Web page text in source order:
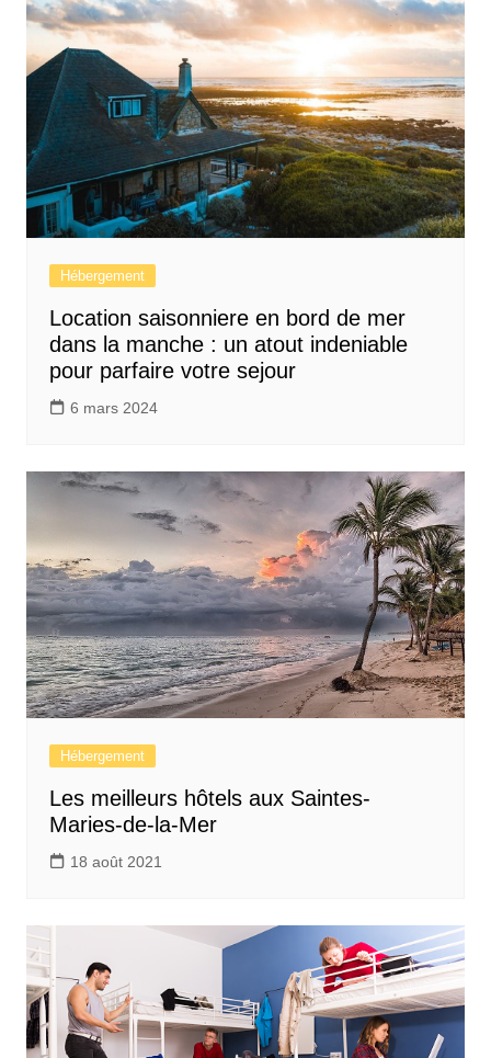
Hébergement
Location saisonniere en bord de mer
dans la manche : un atout indeniable
pour parfaire votre sejour
6 mars 2024
Hébergement
Les meilleurs hôtels aux Saintes-
Maries-de-la-Mer
18 août 2021